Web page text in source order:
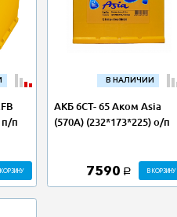
п/п
В НАЛИЧИИ
АКБ 6СТ- 65 Аком Asia
(570А) (232*173*225) о/п
7590 a В КОРЗИНУ